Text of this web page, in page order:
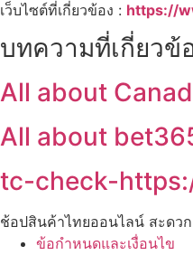
เว็บไซต์ที่เกี่ยวข้อง : https://
บทความที่เกี่ยวข้
All about
All about
tc-check-
ช้อปสินค้าไทยออนไลน์ สะดว
ข้อกำหนดและเงื่อนไข